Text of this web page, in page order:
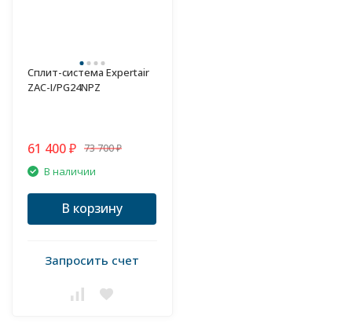
Сплит-система Expertair
ZAC-I/PG24NPZ
61 400 ₽ 73 700 ₽
В наличии
В корзину
Запросить счет